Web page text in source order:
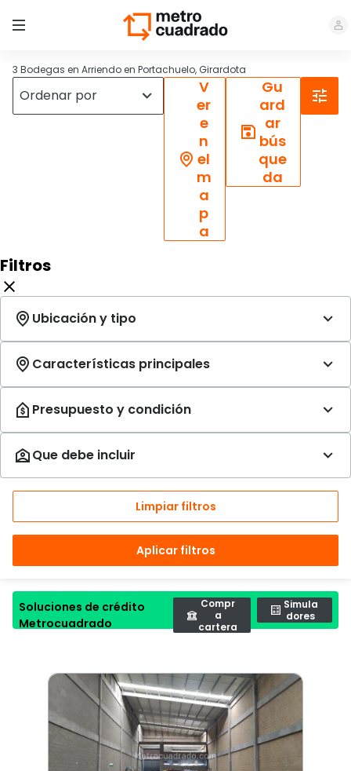
3 Bodegas en Arriendo en Portachuelo, Girardota
V
er
e
n
el
m
a
p
a
Gu
ard
ar
bús
que
da
Filtros
Limpiar filtros
Aplicar filtros
Soluciones de crédito
Metrocuadrado
Compr
a
cartera
Simula
dores